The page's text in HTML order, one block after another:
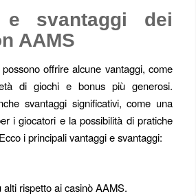
e svantaggi dei
AAMS
offrire alcune vantaggi, come
di giochi e bonus più generosi.
svantaggi significativi, come una
i giocatori e la possibilità di pratiche
i principali vantaggi e svantaggi:
alti rispetto ai casinò AAMS.